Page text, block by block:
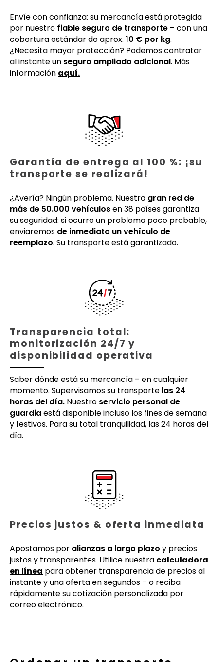
Envíe con confianza: su mercancía está protegida
por nuestro fiable seguro de transporte – con una
cobertura estándar de aprox. 10 € por kg.
¿Necesita mayor protección? Podemos contratar
al instante un seguro ampliado adicional. Más
información aquí.
Garantía de entrega al 100 %: ¡su
transporte se realizará!
¿Avería? Ningún problema. Nuestra gran red de
más de 50.000 vehículosen 38 países garantiza
su seguridad: si ocurre un problema poco probable,
enviaremos de inmediato un vehículo de
reemplazo. Su transporte está garantizado.
Transparencia total:
monitorización 24/7 y
disponibilidad operativa
Saber dónde está su mercancía – en cualquier
momento. Supervisamos su transporte las 24
horas del día. Nuestro servicio personal de
guardiaestá disponible incluso los fines de semana
y festivos. Para su total tranquilidad, las 24 horas del
día.
Precios justos & oferta inmediata
Apostamos por alianzas a largo plazo y precios
justos y transparentes. Utilice nuestra calculadora
en línea para obtener transparencia de precios al
instante y una oferta en segundos – o reciba
rápidamente su cotización personalizada por
correo electrónico.